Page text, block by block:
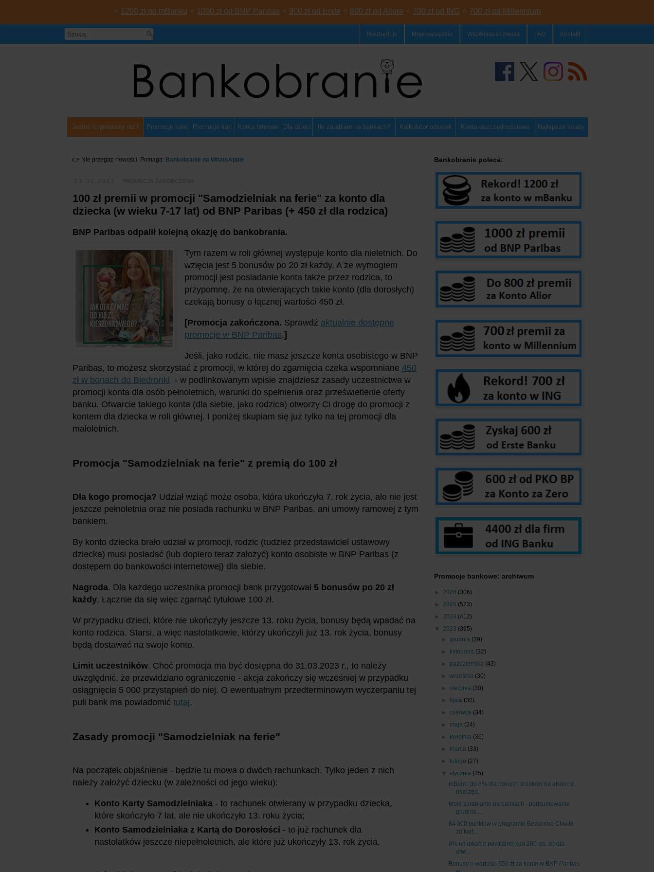
⭐ 1200 zł od mBanku ⭐ 1000 zł od BNP Paribas ⭐ 900 zł od Erste ⭐ 800 zł od Aliora ⭐ 700 zł od ING ⭐ 700 zł od Millennium
Niezbędnik Moje narzędzia Współpraca i media FAQ Kontakt
Jesteś tu pierwszy raz? Promocje kont Promocje kart Konta firmowe Dla dzieci Ile zarabiam na bankach? Kalkulator odsetek Konta oszczędnościowe Najlepsze lokaty
👉 Nie przegap nowości. Pomaga: Bankobranie na WhatsAppie
100 zł premii w promocji "Samodzielniak na ferie" za konto dla
dziecka (w wieku 7-17 lat) od BNP Paribas (+ 450 zł dla rodzica)
BNP Paribas odpalił kolejną okazję do bankobrania.
Tym razem w roli głównej występuje konto dla nieletnich. Do
wzięcia jest 5 bonusów po 20 zł każdy. A że wymogiem
promocji jest posiadanie konta także przez rodzica, to
przypomnę, że na otwierających takie konto (dla dorosłych)
czekają bonusy o łącznej wartości 450 zł.
[Promocja zakończona. Sprawdź aktualnie dostępne
promocje w BNP Paribas.]
Jeśli, jako rodzic, nie masz jeszcze konta osobistego w BNP
Paribas, to możesz skorzystać z promocji, w której do zgarnięcia czeka wspomniane 450
zł w bonach do Biedronki - w podlinkowanym wpisie znajdziesz zasady uczestnictwa w
promocji konta dla osób pełnoletnich, warunki do spełnienia oraz prześwietlenie oferty
banku. Otwarcie takiego konta (dla siebie, jako rodzica) otworzy Ci drogę do promocji z
kontem dla dziecka w roli głównej. I poniżej skupiam się już tylko na tej promocji dla
małoletnich.
Promocja "Samodzielniak na ferie" z premią do 100 zł
Dla kogo promocja? Udział wziąć może osoba, która ukończyła 7. rok życia, ale nie jest
jeszcze pełnoletnia oraz nie posiada rachunku w BNP Paribas, ani umowy ramowej z tym
bankiem.
By konto dziecka brało udział w promocji, rodzic (tudzież przedstawiciel ustawowy
dziecka) musi posiadać (lub dopiero teraz założyć) konto osobiste w BNP Paribas (z
dostępem do bankowości internetowej) dla siebie.
Nagroda. Dla każdego uczestnika promocji bank przygotował 5 bonusów po 20 zł
każdy. Łącznie da się więc zgarnąć tytułowe 100 zł.
W przypadku dzieci, które nie ukończyły jeszcze 13. roku życia, bonusy będą wpadać na
konto rodzica. Starsi, a więc nastolatkowie, którzy ukończyli już 13. rok życia, bonusy
będą dostawać na swoje konto.
Limit uczestników. Choć promocja ma być dostępna do 31.03.2023 r., to należy
uwzględnić, że przewidziano ograniczenie - akcja zakończy się wcześniej w przypadku
osiągnięcia 5 000 przystąpień do niej. O ewentualnym przedterminowym wyczerpaniu tej
puli bank ma powiadomić tutaj.
Zasady promocji "Samodzielniak na ferie"
Na początek objaśnienie - będzie tu mowa o dwóch rachunkach. Tylko jeden z nich
należy założyć dziecku (w zależności od jego wieku):
Konto Karty Samodzielniaka - to rachunek otwierany w przypadku dziecka,
które skończyło 7 lat, ale nie ukończyło 13. roku życia;
Konto Samodzielniaka z Kartą do Dorosłości - to już rachunek dla
nastolatków jeszcze niepełnoletnich, ale które już ukończyły 13. rok życia.
Bankobranie poleca:
Promocje bankowe: archiwum
► 2026 (306)
► 2025 (523)
► 2024 (412)
▼ 2023 (395)
►grudnia (39)
►
listopada (32)
► października (43)
►września (30)
► sierpnia (30)
►
lipca (32)
►czerwca (34)
► maja (24)
►
kwietnia (36)
► marca (33)
►
lutego (27)
▼ stycznia (35)
mBank: do 8% dla nowych środków na eKoncie
oszczęd...
Moje zarabianie na bankach - podsumowanie
grudnia ...
64 000 punktów w programie Bezcenne Chwile
za kart...
8% na lokacie powitalnej (do 200 tys. zł) dla
otwi...
Bonusy o wartości 550 zł za konto w BNP Paribas